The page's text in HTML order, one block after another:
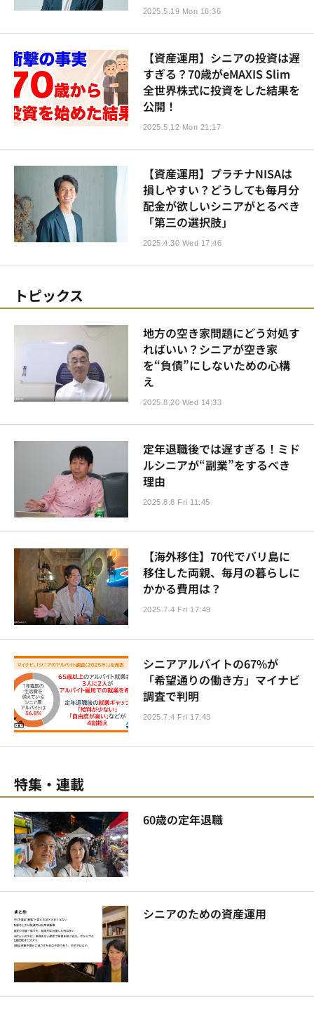
2025.5.19 Mon 16:36
【資産運用】シニアの投資は遅
すぎる？70歳がeMAXIS Slim
全世界株式に投資をした結果を
公開！
2025.5.12 Mon 21:17
【資産運用】プラチナNISAは
損しやすい？どうしても毎月分
配金が欲しいシニアがとるべき
「第三の選択肢」
2025.4.30 Wed 17:46
トピックス
地方の空き家問題にどう対処す
ればいい？シニアが空き家
を“負債”にしないための心構
え
2025.8.20 Wed 14:33
定年退職後では遅すぎる！ミド
ルシニアが“副業”をするべき
理由
2025.8.8 Fri 11:45
【海外移住】70代でバリ島に
移住した両親、毎月の暮らしに
かかる費用は？
2025.7.4 Fri 17:49
シニアアルバイトの67%が
「希望通りの働き方」マイナビ
調査で判明
2025.7.4 Fri 17:43
特集・連載
60歳の定年退職
シニアのための資産運用